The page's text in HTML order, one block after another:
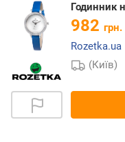
Годинник
982 грн.
Rozetka.ua
(Київ)